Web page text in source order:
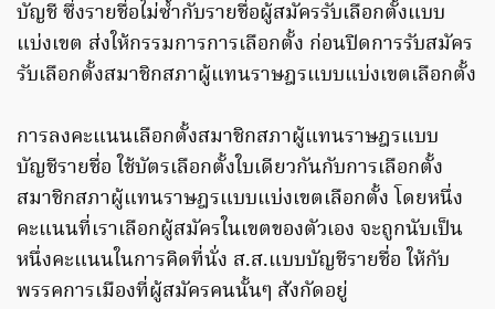
บัญชี ซึ่งรายชื่อไม่ซ้ำกับรายชื่อผู้สมัครรับเลือกตั้งแบบ
แบ่งเขต ส่งให้กรรมการการเลือกตั้ง ก่อนปิดการรับสมัคร
รับเลือกตั้งสมาชิกสภาผู้แทนราษฎรแบบแบ่งเขตเลือกตั้ง
การลงคะแนนเลือกตั้งสมาชิกสภาผู้แทนราษฎรแบบ
บัญชีรายชื่อ ใช้บัตรเลือกตั้งใบเดียวกันกับการเลือกตั้ง
สมาชิกสภาผู้แทนราษฎรแบบแบ่งเขตเลือกตั้ง โดยหนึ่ง
คะแนนที่เราเลือกผู้สมัครในเขตของตัวเอง จะถูกนับเป็น
หนึ่งคะแนนในการคิดที่นั่ง ส.ส.แบบบัญชีรายชื่อ ให้กับ
พรรคการเมืองที่ผู้สมัครคนนั้นๆ สังกัดอยู่